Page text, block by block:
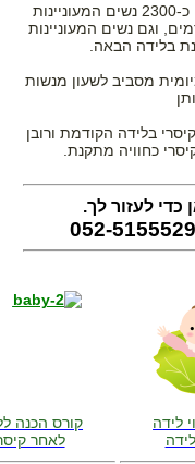
המונה כ-2300 נשים המעוניינות
וגם נשים המעוניינות
בלידה הבאה.
מסביב לשעון מנשות
בלידה הקודמת ורובן
כחוויה מתקנת.
כדי לעזור לך.
לידה
קורס הכנה
לאחר